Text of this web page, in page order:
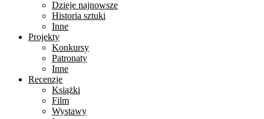
Dzieje najnowsze
Historia sztuki
Inne
Projekty
Konkursy
Patronaty
Inne
Recenzje
Książki
Film
Wystawy